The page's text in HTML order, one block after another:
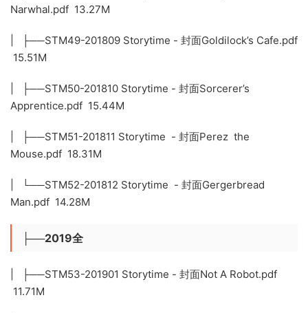
Narwhal.pdf 13.27M
| ├──STM49-201809 Storytime - 封面Goldilock’s Cafe.pdf
15.51M
| ├──STM50-201810 Storytime - 封面Sorcerer’s
Apprentice.pdf 15.44M
| ├──STM51-201811 Storytime - 封面Perez the
Mouse.pdf 18.31M
| └──STM52-201812 Storytime - 封面Gergerbread
Man.pdf 14.28M
├──2019全
| ├──STM53-201901 Storytime - 封面Not A Robot.pdf
11.71M